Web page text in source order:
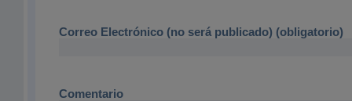
Correo Electrónico (no será publicado) (obligatorio)
Comentario